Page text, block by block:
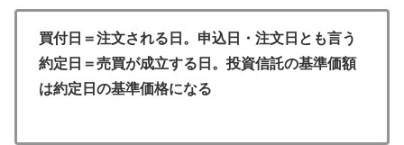
買付日＝注文される日。申込日・注文日とも言う
約定日＝売買が成立する日。投資信託の基準価額
は約定日の基準価格になる